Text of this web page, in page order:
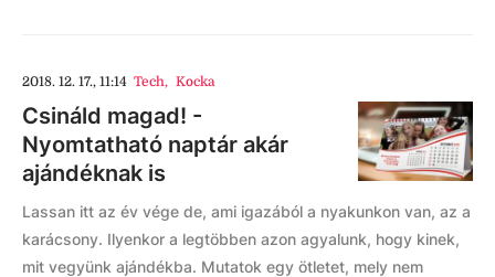
2018. 12. 17., 11:14 Tech, Kocka
Csináld magad! -
Nyomtatható naptár akár
ajándéknak is
Lassan itt az év vége de, ami igazából a nyakunkon van, az a
karácsony. Ilyenkor a legtöbben azon agyalunk, hogy kinek,
mit vegyünk ajándékba. Mutatok egy ötletet, mely nem